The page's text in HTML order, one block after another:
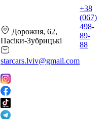
Дорожня, 62,
Пасіки-Зубрицькі
starcars.lviv@gmail.com
+38
(067)
498-
89-
88